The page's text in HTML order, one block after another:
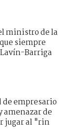
ministro de la
siempre
Barriga
empresario
amenazar de
jugar al "rin